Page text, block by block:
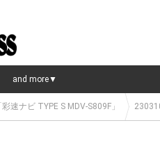
and more▼
ナビ TYPE S MDV-S809F」